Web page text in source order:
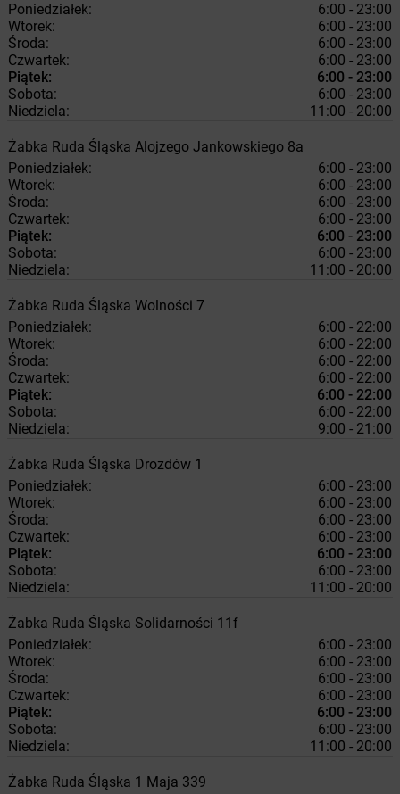
Poniedziałek:
6:00 - 23:00
Wtorek:
6:00 - 23:00
Środa:
6:00 - 23:00
Czwartek:
6:00 - 23:00
Piątek:
6:00 - 23:00
Sobota:
6:00 - 23:00
Niedziela:
11:00 - 20:00
Żabka Ruda Śląska Alojzego Jankowskiego 8a
Poniedziałek:
6:00 - 23:00
Wtorek:
6:00 - 23:00
Środa:
6:00 - 23:00
Czwartek:
6:00 - 23:00
Piątek:
6:00 - 23:00
Sobota:
6:00 - 23:00
Niedziela:
11:00 - 20:00
Żabka Ruda Śląska Wolności 7
Poniedziałek:
6:00 - 22:00
Wtorek:
6:00 - 22:00
Środa:
6:00 - 22:00
Czwartek:
6:00 - 22:00
Piątek:
6:00 - 22:00
Sobota:
6:00 - 22:00
Niedziela:
9:00 - 21:00
Żabka Ruda Śląska Drozdów 1
Poniedziałek:
6:00 - 23:00
Wtorek:
6:00 - 23:00
Środa:
6:00 - 23:00
Czwartek:
6:00 - 23:00
Piątek:
6:00 - 23:00
Sobota:
6:00 - 23:00
Niedziela:
11:00 - 20:00
Żabka Ruda Śląska Solidarności 11f
Poniedziałek:
6:00 - 23:00
Wtorek:
6:00 - 23:00
Środa:
6:00 - 23:00
Czwartek:
6:00 - 23:00
Piątek:
6:00 - 23:00
Sobota:
6:00 - 23:00
Niedziela:
11:00 - 20:00
Żabka Ruda Śląska 1 Maja 339